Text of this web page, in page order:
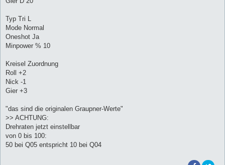
Typ Tri L
Mode Normal
Oneshot Ja
Minpower % 10
Kreisel Zuordnung
Roll +2
Nick -1
Gier +3
"das sind die originalen Graupner-Werte"
>> ACHTUNG:
Drehraten jetzt einstellbar
von 0 bis 100:
50 bei Q05 entspricht 10 bei Q04